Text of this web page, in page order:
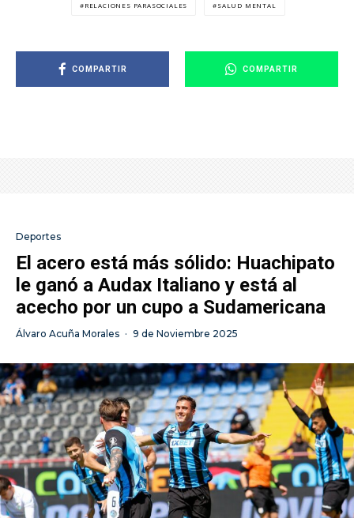
RELACIONES PARASOCIALES SALUD MENTAL
COMPARTIR COMPARTIR
Deportes
El acero está más sólido: Huachipato
le ganó a Audax Italiano y está al
acecho por un cupo a Sudamericana
Álvaro Acuña Morales · 9 de Noviembre 2025